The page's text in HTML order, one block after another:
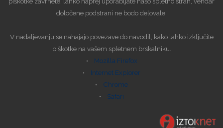
določene podstrani ne bodo delovale.
V nadaljevanju se nahajajo povezave do navodil, kako lahko izključite
piškotke na vašem spletnem brskalniku.
• Mozilla Firefox
• Internet Explorer
• Chrome
• Safari